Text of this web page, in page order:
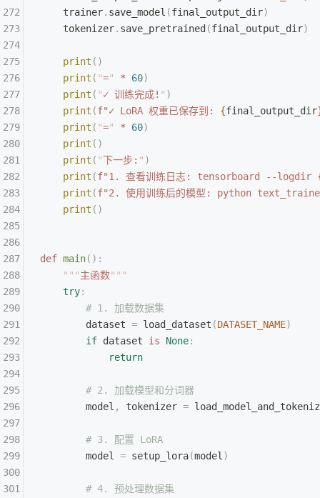
    trainer
. save_model (final_output_dir)
    tokenizer
. save_pretrained (final_output_dir)
    print
()
    print
( "=" * 60)
    print
( "✓ 训练完成! " )
    print
(f"✓ LoRA 权重已保存到: {final_output_dir
    print
( "=" * 60)
    print
()
    print
( "下一步: " )
    print
(f"1. 查看训练日志: tensorboard --logdir
    print
(f"2. 使用训练后的模型: python
    print
()
def main():
    """
主函数"""
    try
:
        # 1. 加载数据集
        dataset
= load_dataset (DATASET_NAME)
        if
dataset is None:
            return
        # 2. 加载模型和分词器
        model
, tokenizer =
        # 3. 配置 LoRA
        model
= setup_lora(model )
        # 4. 预处理数据集